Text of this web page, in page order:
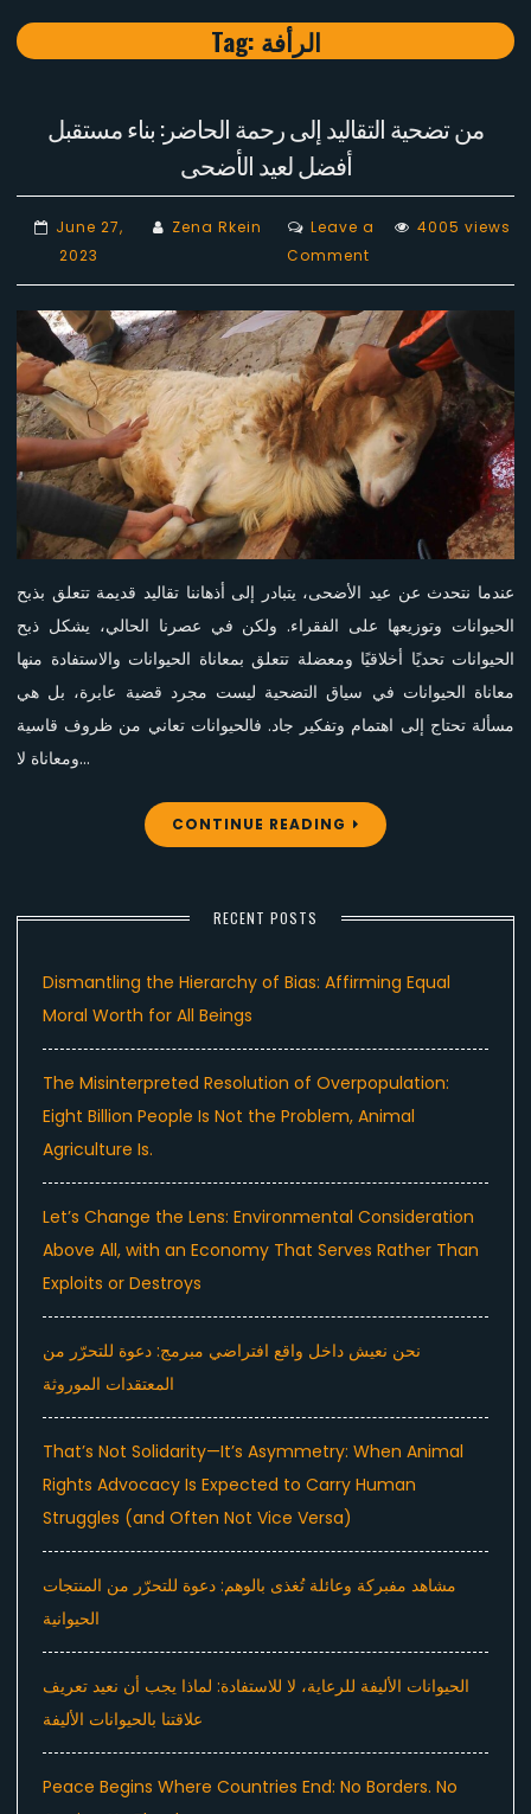
Tag: الرأفة
من تضحية التقاليد إلى رحمة الحاضر: بناء مستقبل
أفضل لعيد الأضحى
June 27,
2023
Zena Rkein
Leave a
Commenton
من
تضحية
التقاليد
إلى
رحمة
الحاضر:
بناء
مستقبل
أفضل لعيد الأضحى
4005 views
عندما نتحدث عن عيد الأضحى، يتبادر إلى أذهاننا تقاليد قديمة تتعلق بذبح
الحيوانات وتوزيعها على الفقراء. ولكن في عصرنا الحالي، يشكل ذبح
الحيوانات تحديًا أخلاقيًا ومعضلة تتعلق بمعاناة الحيوانات والاستفادة منها
معاناة الحيوانات في سياق التضحية ليست مجرد قضية عابرة، بل هي
مسألة تحتاج إلى اهتمام وتفكير جاد. فالحيوانات تعاني من ظروف قاسية
ومعاناة لا…
CONTINUE READING
RECENT POSTS
Dismantling the Hierarchy of Bias: Affirming Equal
Moral Worth for All Beings
The Misinterpreted Resolution of Overpopulation:
Eight Billion People Is Not the Problem, Animal
Agriculture Is.
Let’s Change the Lens: Environmental Consideration
Above All, with an Economy That Serves Rather Than
Exploits or Destroys
نحن نعيش داخل واقع افتراضي مبرمج: دعوة للتحرّر من
المعتقدات الموروثة
That’s Not Solidarity—It’s Asymmetry: When Animal
Rights Advocacy Is Expected to Carry Human
Struggles (and Often Not Vice Versa)
مشاهد مفبركة وعائلة تُغذى بالوهم: دعوة للتحرّر من المنتجات
الحيوانية
الحيوانات الأليفة للرعاية، لا للاستفادة: لماذا يجب أن نعيد تعريف
علاقتنا بالحيوانات الأليفة
Peace Begins Where Countries End: No Borders. No